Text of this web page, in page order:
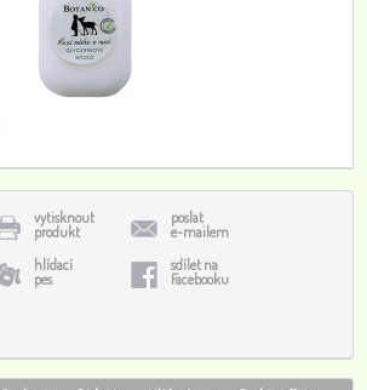
vytisknout
produkt
poslat
e-mailem
hlídací
pes
sdílet na
Facebooku